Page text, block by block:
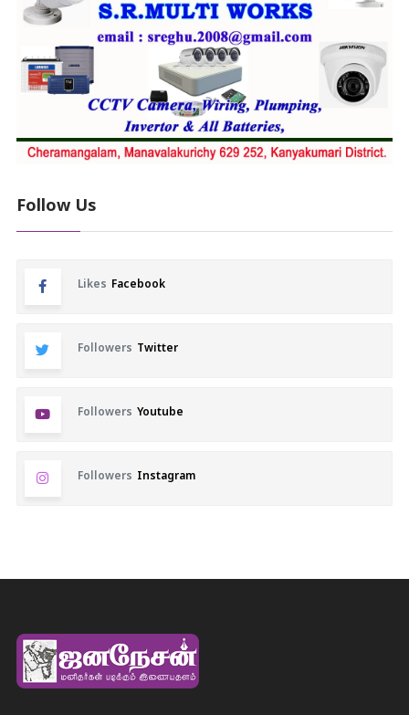
Follow Us
Likes Facebook
Followers Twitter
Followers Youtube
Followers Instagram